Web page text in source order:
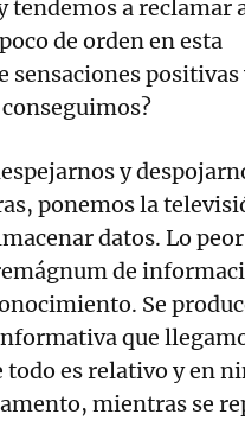
tendemos a reclamar
de orden en esta
sensaciones positivas
y
ponemos la
datos. Lo
de
Se
que
todo es relativo y en
mientras se